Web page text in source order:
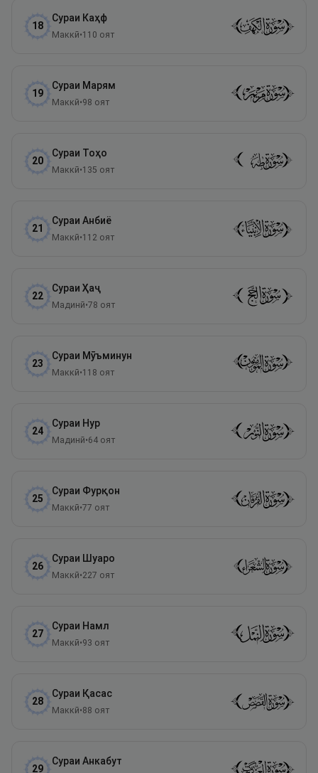
18
Сураи Каҳф
Маккӣ•110 оят
19
Сураи Марям
Маккӣ•98 оят
20
Сураи Тоҳо
Маккӣ•135 оят
21
Сураи Анбиё
Маккӣ•112 оят
22
Сураи Ҳаҷ
Мадинӣ•78 оят
23
Сураи Мӯъминун
Маккӣ•118 оят
24
Сураи Нур
Мадинӣ•64 оят
25
Сураи Фурқон
Маккӣ•77 оят
26
Сураи Шуаро
Маккӣ•227 оят
27
Сураи Намл
Маккӣ•93 оят
28
Сураи Қасас
Маккӣ•88 оят
29
Сураи Анкабут